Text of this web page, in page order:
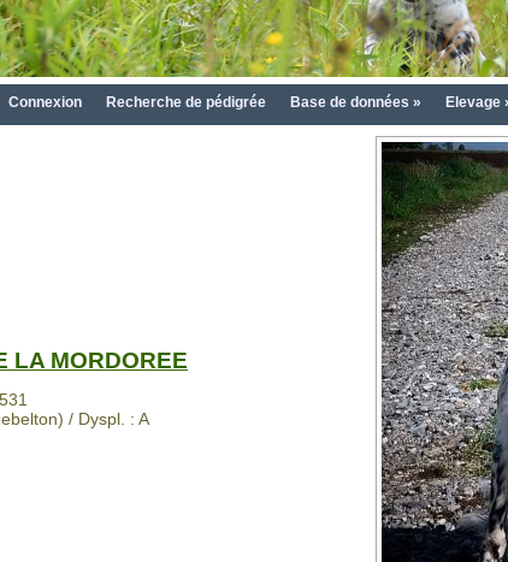
Connexion Recherche de pédigrée Base de données » Elevage
LA MORDOREE
/ Dyspl. : A